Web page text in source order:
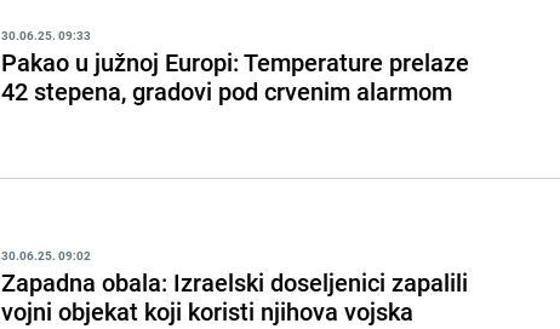
30.06.25. 09:33
Pakao u južnoj Europi: Temperature prelaze
42 stepena, gradovi pod crvenim alarmom
30.06.25. 09:02
Zapadna obala: Izraelski doseljenici zapalili
vojni objekat koji koristi njihova vojska